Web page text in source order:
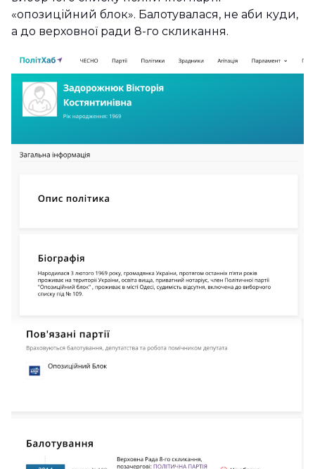
«опозиційний блок». Балотувалася, не аби куди,
а до верховної ради 8-го скликання.